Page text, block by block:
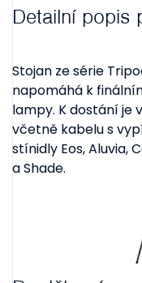
Detailní popis
Stojan ze série
napomáhá k
lampy. K dostání je
včetně kabelu s
stínidly Eos, Aluvia,
a Shade.